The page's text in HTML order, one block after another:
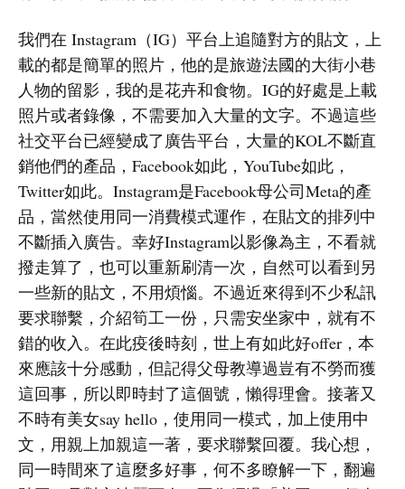
我們在 Instagram（IG）平台上追隨對方的貼文，上
載的都是簡單的照片，他的是旅遊法國的大街小巷
人物的留影，我的是花卉和食物。IG的好處是上載
照片或者錄像，不需要加入大量的文字。不過這些
社交平台已經變成了廣告平台，大量的KOL不斷直
銷他們的產品，Facebook如此，YouTube如此，
Twitter如此。Instagram是Facebook母公司Meta的產
品，當然使用同一消費模式運作，在貼文的排列中
不斷插入廣告。幸好Instagram以影像為主，不看就
撥走算了，也可以重新刷清一次，自然可以看到另
一些新的貼文，不用煩惱。不過近來得到不少私訊
要求聯繫，介紹筍工一份，只需安坐家中，就有不
錯的收入。在此疫後時刻，世上有如此好offer，本
來應該十分感動，但記得父母教導過豈有不勞而獲
這回事，所以即時封了這個號，懶得理會。接著又
不時有美女say hello，使用同一模式，加上使用中
文，用親上加親這一著，要求聯繫回覆。我心想，
同一時間來了這麼多好事，何不多瞭解一下，翻遍